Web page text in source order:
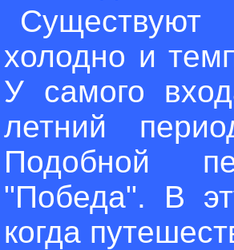
холодно и
У самого
летний
Подобной
"Победа". В
когда